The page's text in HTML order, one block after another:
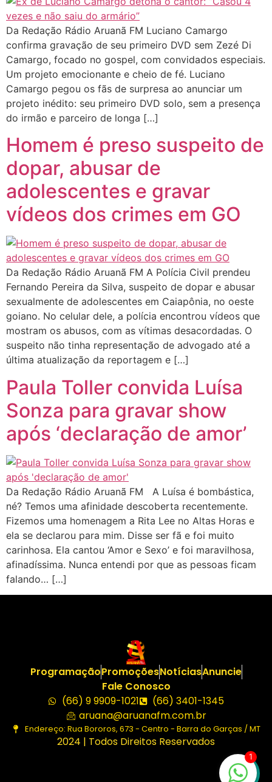
Da Redação Rádio Aruanã FM Luciano Camargo
confirma gravação de seu primeiro DVD sem Zezé Di
Camargo, focado no gospel, com convidados especiais.
Um projeto emocionante e cheio de fé. Luciano
Camargo pegou os fãs de surpresa ao anunciar um
projeto inédito: seu primeiro DVD solo, sem a presença
do irmão e parceiro de longa […]
Homem é preso suspeito de
dopar, abusar de
adolescentes e gravar
vídeos dos crimes em GO
Da Redação Rádio Aruanã FM A Polícia Civil prendeu
Fernando Pereira da Silva, suspeito de dopar e abusar
sexualmente de adolescentes em Caiapônia, no oeste
goiano. No celular dele, a polícia encontrou vídeos que
mostram os abusos, com as vítimas desacordadas. O
suspeito não tinha representação de advogado até a
última atualização da reportagem e […]
Paula Toller convida Luísa
Sonza para gravar show
após ‘declaração de amor’
Da Redação Rádio Aruanã FM A Luísa é bombástica,
né? Temos uma afinidade descoberta recentemente.
Fizemos uma homenagem a Rita Lee no Altas Horas e
ela se declarou para mim. Disse ser fã e foi muito
carinhosa. Ela cantou ‘Amor e Sexo’ e foi maravilhosa,
afinadíssima. Nunca entendi por que as pessoas ficam
falando… […]
ProgramaçãoPromoçõesNotíciasAnuncie
Fale Conosco
(66) 9 9909-1021
(66) 3401-1345
aruana@aruanafm.com.br
Endereço: Rua Bororos, 673 - Centro - Barra do Garças / MT
2024 | Todos Direitos Reservados
1